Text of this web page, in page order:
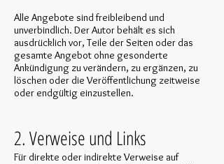
Alle Angebote sind freibleibend und
unverbindlich. Der Autor behält es sich
ausdrücklich vor, Teile der Seiten oder das
gesamte Angebot ohne gesonderte
Ankündigung zu verändern, zu ergänzen, zu
löschen oder die Veröffentlichung zeitweise
oder endgültig einzustellen.
2. Verweise und Links
Für direkte oder indirekte Verweise auf